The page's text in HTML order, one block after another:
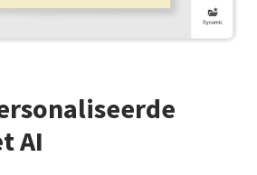
AI